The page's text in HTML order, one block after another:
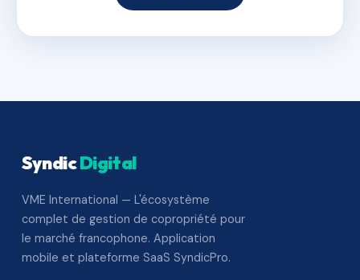
SyndicDigital
VME International — L'écosystème
complet de gestion de copropriété pour
le marché francophone. Application
mobile et plateforme SaaS SyndicPro.